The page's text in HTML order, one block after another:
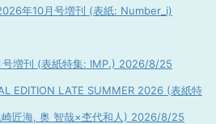
年10月号増刊 (表紙: Number_i)
増刊 (表紙特集: IMP.) 2026/8/25
EDITION LATE SUMMER 2026 (表紙特
匠海, 奥 智哉×杢代和人) 2026/8/25